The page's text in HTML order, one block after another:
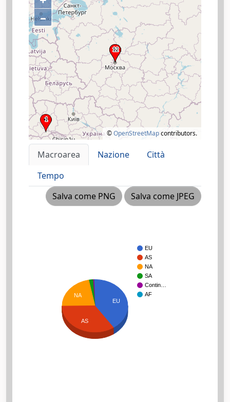
–
©OpenStreetMapcontributors.
Macroarea Nazione
Città
Tempo
Salva come PNG
Salva come JPEG
EU
AS
NA
SA
Contin…
AF
EU
NA
AS